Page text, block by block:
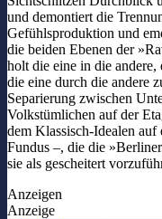
und demontiert die
Gefühlsproduktion und
die beiden Ebenen der
holt die eine in die andere,
die eine durch die andere
Separierung zwischen
Volkstümlichen auf der
dem Klassisch-Idealen auf
Fundus –, die die
sie als gescheitert
Anzeigen
Anzeige